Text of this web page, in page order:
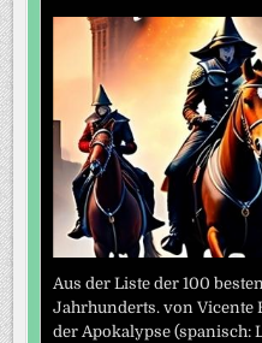
Aus der Liste der 100
Jahrhunderts. von Vicente
der Apokalypse (spanisch: